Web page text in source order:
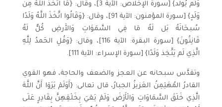
وَلَم يُولَد} [سورة الإخلاص: الآية 3]، وقال: {مَا اتَّخَذَ اللَّهُ مِن
وَلَدٍ} [سورة المؤمنون: الآية 91]، وقال: {وَقَالُوا اتَّخَذَ اللَّهُ وَلَدًا
سُبحَانَهُ بَل لَهُ مَا فِي السَّمَوَاتِ وَالأَرضِ كُلٌّ لَهُ
قَانِتُونَ} [سورة البقرة: الآية 116]، وقال: {وَقُلِ الحَمدُ لِلَّهِ
الَّذِي لَم يَتَّخِذ وَلَدًا} [سورة الإسراء: الآية 111].
وتقدَّس سبحانه عن العجز والضعف والحاجة، فهو القوي
القادرُ المُهَيْمِنُ العَزيزُ الجبارُ، قال تعالى: {أَوَلَمْ يَرَوْا أَنَّ اللَّهَ
الَّذِي خَلَقَ السَّمَاوَاتِ وَالْأَرْضَ وَلَمْ يَعْيَ بِخَلْقِهِنَّ بِقَادِرٍ عَلَى